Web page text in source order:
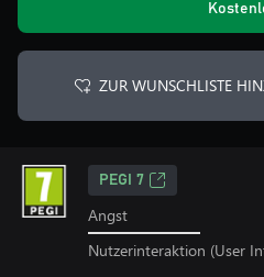
ZUR WUNSCHLISTE
PEGI 7
Angst
Nutzerinteraktion (User